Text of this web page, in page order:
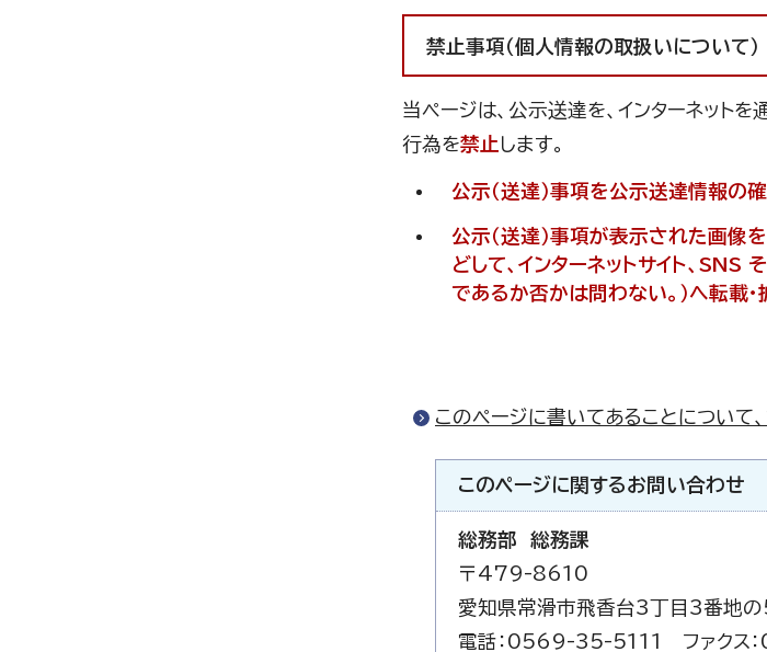
禁止事項（個人情報の取扱いについて）
当ページは、公示送達を、インターネット
行為を禁止 します。
公示（送達）事項を公示送達情報の
公示（送達）事項が表示された画像
どして、インターネットサイト、
であるか否かは問わない。）へ転載
このページに書いてあることについて
このページに関するお問い合わせ
総務部 総務課
〒479-8610
愛知県常滑市飛香台3丁目3番地
電話：0569-35-5111 ファク